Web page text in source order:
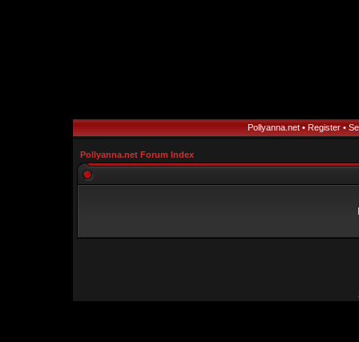
Pollyanna.net• Register•
Pollyanna.net Forum Index